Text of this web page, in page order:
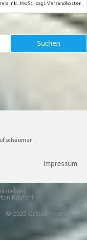
inkl. MwSt., zzgl. Versandkosten
Suchen
·
Impressum
Käufen!
© 2025 Ostsee-Ventures UG